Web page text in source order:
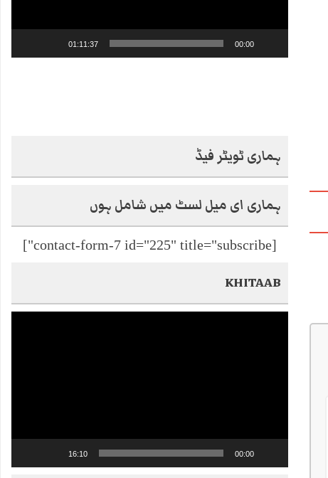
00:00
01:11:37
ہماری ٹویٹر فیڈ
ہماری ای میل لسٹ میں شامل ہوں
[contact-form-7 id="225" title="subscribe"]
KHITAAB
00:00
16:10